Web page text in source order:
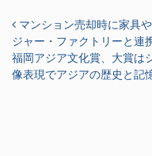
投稿ナビゲーシ
マンション売却時に家具
ジャー・ファクトリーと連
福岡アジア文化賞、大賞
像表現でアジアの歴史と記